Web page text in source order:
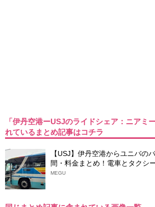
「伊丹空港ーUSJのライドシェア：ニアミ
れているまとめ記事はコチラ
【USJ】伊丹空港からユニバの
間・料金まとめ！電車とタクシ
MEGU